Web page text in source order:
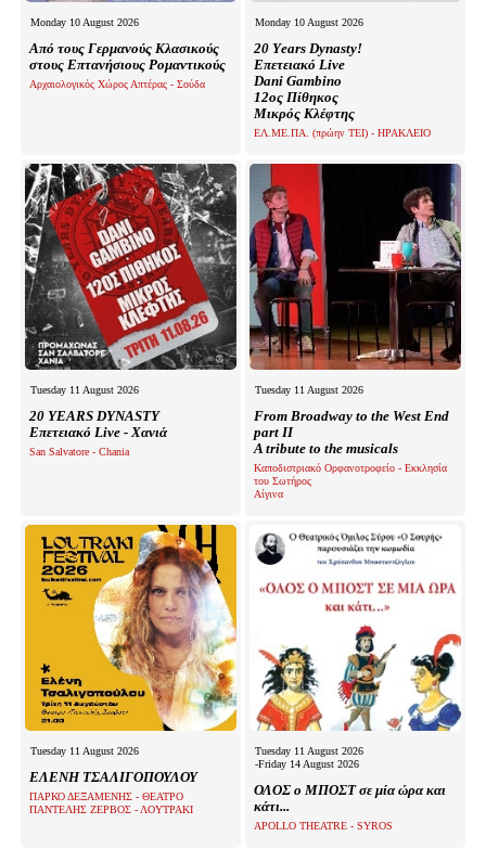
Monday 10 August 2026
Από τους Γερμανούς Κλασικούς
στους Επτανήσιους Ρομαντικούς
Αρχαιολογικός Χώρος Απτέρας - Σούδα
Monday 10 August 2026
20 Υears Dynasty!
Επετειακό Live
Dani Gambino
12ος Πίθηκος
Μικρός Κλέφτης
ΕΛ.ΜΕ.ΠΑ. (πρώην ΤΕΙ) - ΗΡΑΚΛΕΙΟ
Tuesday 11 August 2026
20 YEARS DYNASTY
Επετειακό Live - Χανιά
San Salvatore - Chania
Tuesday 11 August 2026
From Broadway to the West End
part II
A tribute to the musicals
Καποδιστριακό Ορφανοτροφείο - Εκκλησία
του Σωτήρος
Αίγινα
Tuesday 11 August 2026
ΕΛΕΝΗ ΤΣΑΛΙΓΟΠΟΥΛΟΥ
ΠΑΡΚΟ ΔΕΞΑΜΕΝΗΣ - ΘΕΑΤΡΟ
ΠΑΝΤΕΛΗΣ ΖΕΡΒΟΣ - ΛΟΥΤΡΑΚΙ
Tuesday 11 August 2026
-Friday 14 August 2026
ΟΛΟΣ ο ΜΠΟΣΤ σε μία ώρα και
κάτι...
APOLLO THEATRE - SYROS